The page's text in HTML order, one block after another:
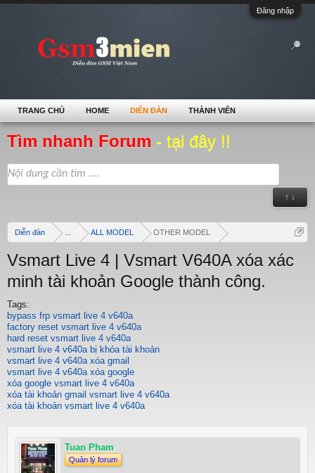
Đăng nhập
Tìm nhanh Forum - tại đây !!
↑ ↓
Diễn đàn ALL MODEL OTHER MODEL
Vsmart Live 4 | Vsmart V640A xóa xác
minh tài khoản Google thành công.
Tags:
bypass frp vsmart live 4 v640a
factory reset vsmart live 4 v640a
hard reset vsmart live 4 v640a
vsmart live 4 v640a bị khóa tài khoản
vsmart live 4 v640a xóa gmail
vsmart live 4 v640a xóa google
xóa google vsmart live 4 v640a
xóa tài khoản gmail vsmart live 4 v640a
xóa tài khoản vsmart live 4 v640a
Tuan Pham
Quản lý forum
TRANG CHỦ HOME DIỄN ĐÀN THÀNH VIÊN